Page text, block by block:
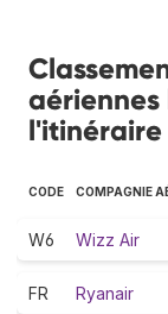
aériennes
CODE COMPAGNIE
W6 Wizz Air
FR Ryanair